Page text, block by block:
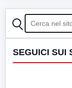
CERCA
SEGUICI SUI